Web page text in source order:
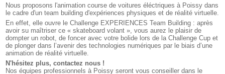
Nous proposons l'animation course de voitures éléctriques à Poissy dans
le cadre d'un team building d'expériences physiques et de réalité virtuelle.
En effet, elle ouvre le Challenge EXPERIENCES Team Building : après
avoir su maîtriser ce « skateboard volant », vous aurez le plaisir de
dompter un robot, de foncer avec votre bolide lors de la Challenge Cup et
de plonger dans l’avenir des technologies numériques par le biais d’une
animation de réalité virtuelle.
N'hésitez plus, contactez nous !
Nos équipes professionnels à Poissy seront vous conseiller dans le